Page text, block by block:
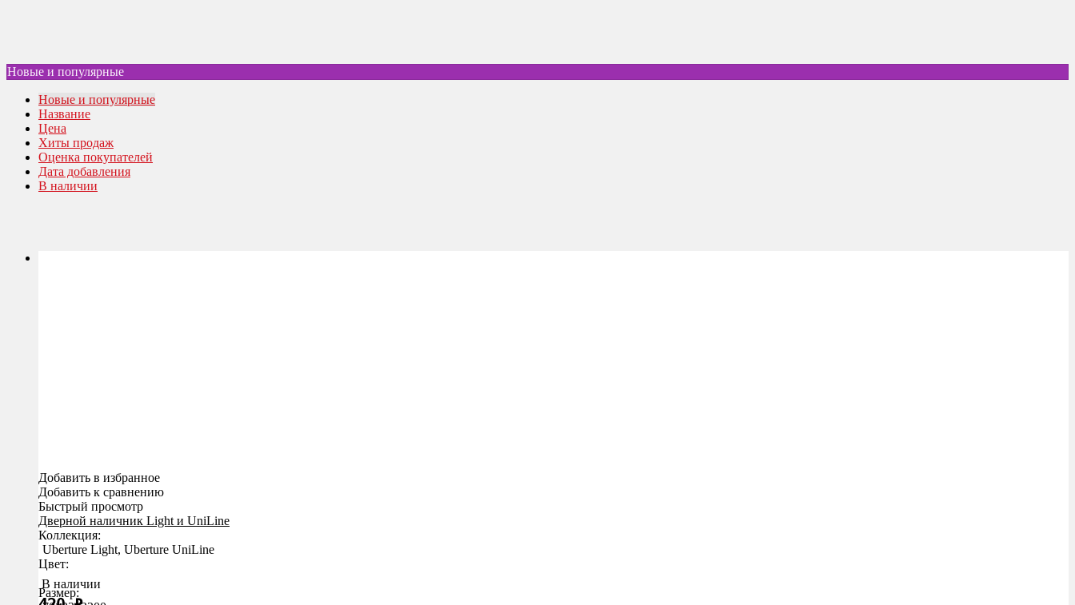
Новые и популярные
Новые и популярные
Название
Цена
Хиты продаж
Оценка покупателей
Дата добавления
В наличии
Добавить в избранное
Добавить к сравнению
Быстрый просмотр
Дверной наличник Light и UniLine
Коллекция:
Uberture Light, Uberture UniLine
Цвет:
Размер:
В наличии